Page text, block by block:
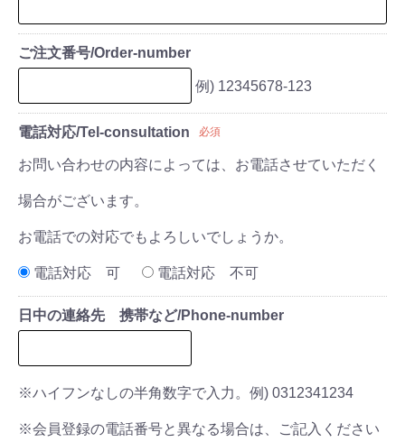
ご注文番号/Order-number
例) 12345678-123
電話対応/Tel-consultation 必須
お問い合わせの内容によっては、お電話させていただく
場合がございます。
お電話での対応でもよろしいでしょうか。
電話対応 可 電話対応 不可
日中の連絡先 携帯など/Phone-number
※ハイフンなしの半角数字で入力。例) 0312341234
※会員登録の電話番号と異なる場合は、ご記入ください